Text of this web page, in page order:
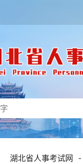
湖北省人事考试网 -